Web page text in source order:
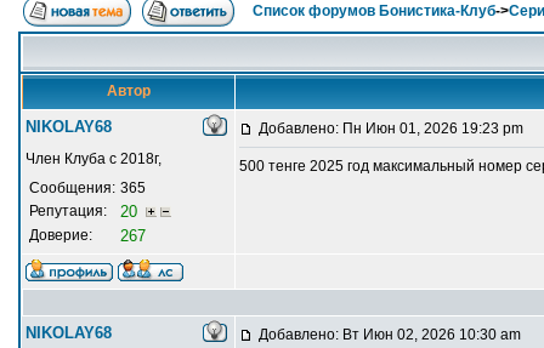
Список форумов Бонистика-Клуб->
Автор
NIKOLAY68
Член Клуба с 2018г,
Сообщения: 365
Репутация:
20
Доверие: 267
Добавлено: Пн Июн 01, 2026 19:23 pm
500 тенге 2025 год максимальный номер
NIKOLAY68 Добавлено: Вт Июн 02, 2026 10:30 am